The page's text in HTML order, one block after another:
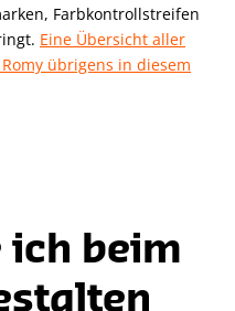
Farbkontrollstreifen
Eine Übersicht aller
übrigens in diesem
ich beim